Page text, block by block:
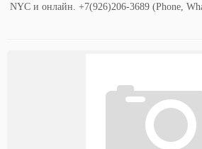
NYC и онлайн. +7(926)206-3689 (Phone,